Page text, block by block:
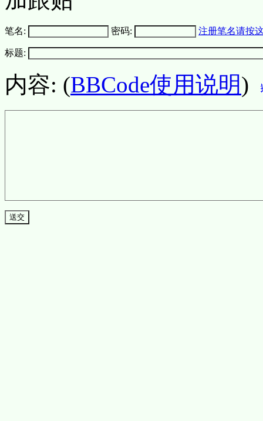
笔名: 密码: 注册笔名请按
标题:
内容: (BBCode使用说明)